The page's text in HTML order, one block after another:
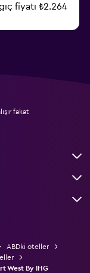
fiyatı ₺2.264
fakat
ABDki oteller
West By IHG